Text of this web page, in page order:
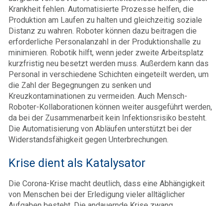
Krankheit fehlen. Automatisierte Prozesse helfen, die
Produktion am Laufen zu halten und gleichzeitig soziale
Distanz zu wahren. Roboter können dazu beitragen die
erforderliche Personalanzahl in der Produktionshalle zu
minimieren. Robotik hilft, wenn jeder zweite Arbeitsplatz
kurzfristig neu besetzt werden muss. Außerdem kann das
Personal in verschiedene Schichten eingeteilt werden, um
die Zahl der Begegnungen zu senken und
Kreuzkontaminationen zu vermeiden. Auch Mensch-
Roboter-Kollaborationen können weiter ausgeführt werden,
da bei der Zusammenarbeit kein Infektionsrisiko besteht.
Die Automatisierung von Abläufen unterstützt bei der
Widerstandsfähigkeit gegen Unterbrechungen.
Krise dient als Katalysator
Die Corona-Krise macht deutlich, dass eine Abhängigkeit
von Menschen bei der Erledigung vieler alltäglicher